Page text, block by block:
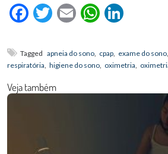
Facebook
Twitter
Email
Tagged apneia do sono, cpap, exame do sono,
respiratória, higiene do sono, oximetria,
Veja também